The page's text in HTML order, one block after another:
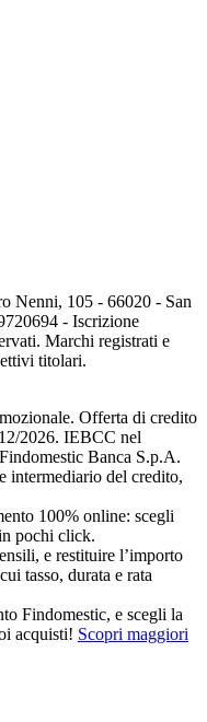
Nenni, 105 - 66020 - San
- Iscrizione
Marchi registrati e
titolari.
Offerta di credito
2026. IEBCC nel
Banca S.p.A.
intermediario del credito,
100% online: scegli
pochi click.
e restituire l’importo
tasso, durata e rata
Findomestic, e scegli la
acquisti! Scopri maggiori